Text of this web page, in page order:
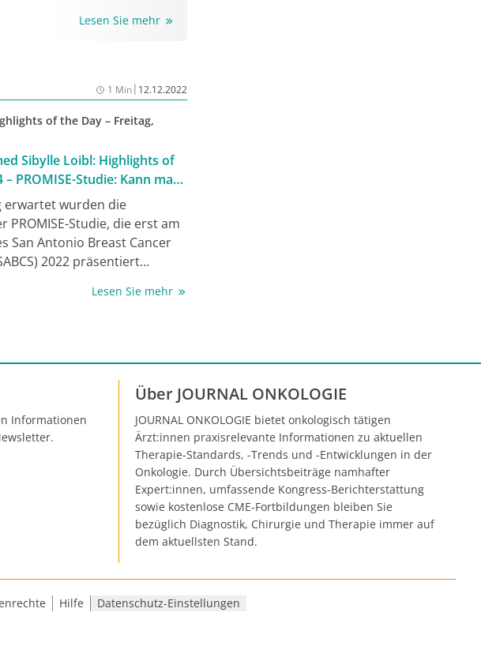
Lesen Sie mehr
1 Min| 12.12.2022
of the Day – Freitag,
Sibylle Loibl: Highlights of
– PROMISE-Studie: Kann man
HER2- Mammakarzinom mit
die endokrine Therapie
erwartet wurden die
PROMISE-Studie, die erst am
San Antonio Breast Cancer
2022 präsentiert
Video vor. Die Studie
Kinderwunsch hegt. Die
bis zu 2 Jahre kann die
pausiert werden, ohne
Rezidivrisiko erhöht. Weitere
der General Session am
sind die GeparOLA-
Zusammenhang mit der
TNBC sowie ein Update der
Lesen Sie mehr
Informationen
Über JOURNAL ONKOLOGIE
JOURNAL ONKOLOGIE bietet onkologisch tätigen
Ärzt:innen praxisrelevante Informationen zu aktuellen
Therapie-Standards, -Trends und -Entwicklungen in der
Onkologie. Durch Übersichtsbeiträge namhafter
Expert:innen, umfassende Kongress-Berichterstattung
sowie kostenlose CME-Fortbildungen bleiben Sie
bezüglich Diagnostik, Chirurgie und Therapie immer auf
dem aktuellsten Stand.
Hilfe Datenschutz-Einstellungen